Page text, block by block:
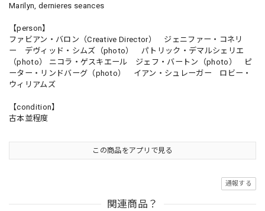
Marilyn, dernieres seances
【person】
ファビアン・バロン（Creative Director） ジェニファー・コネリ
ー デヴィッド・シムズ（photo） パトリック・デマルシェリエ
（photo） ニコラ・ゲスキエール ジェフ・バートン（photo） ピ
ーター・リンドバーグ（photo） イアン・シュレーガー ロビー・
ウィリアムズ
【condition】
古本並程度
この商品をアプリで見る
通報する
関連商品？